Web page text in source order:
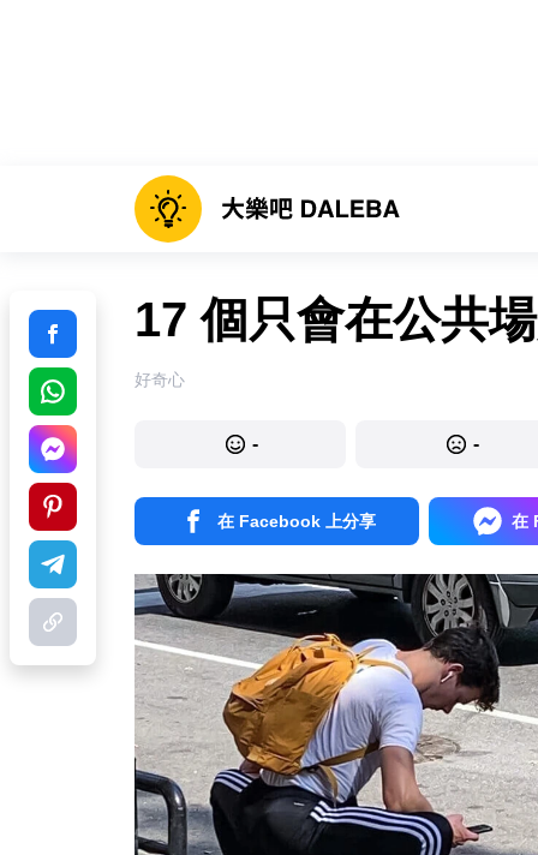
17 個只會在公共
好奇心
- -
在 Facebook 上分享 在